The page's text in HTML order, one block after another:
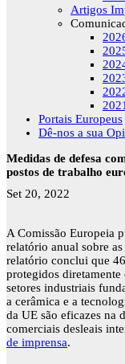
Artigos
2021
Portais Europeus
Dê-nos a sua
Medidas de defesa
postos de trabalho
Set 20, 2022
A Comissão Europeia
relatório anual sobre
relatório conclui que
protegidos
setores industriais
a cerâmica e a
da UE são eficazes na
comerciais desleais
de imprensa.